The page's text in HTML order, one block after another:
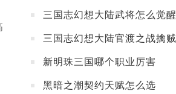
三国志幻想大陆武将怎么觉醒
新明珠三国哪个职业厉害
黑暗之潮契约天赋怎么选